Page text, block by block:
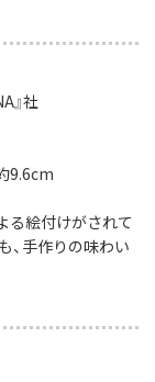
』社
9.6cm
る絵付けがされて
、手作りの味わい